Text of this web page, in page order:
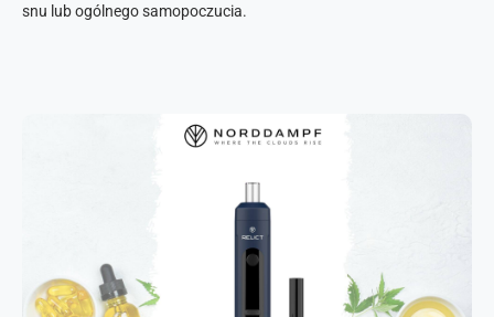
snu lub ogólnego samopoczucia.